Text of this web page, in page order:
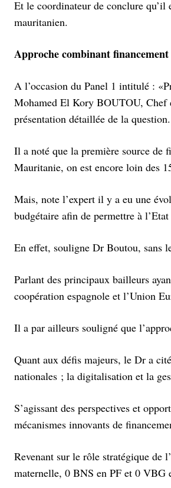
Et le coordinateur de conclure qu’il
mauritanien.
Approche combinant
A l’occasion du Panel 1 intitulé :
Mohamed El Kory BOUTOU, Chef
présentation détaillée de la
Il a noté que la première source de
Mauritanie, on est encore loin des
Mais, note l’expert il y a eu une
budgétaire afin de permettre à
En effet, souligne Dr Boutou, sans
Parlant des principaux bailleurs
coopération espagnole et l’Union
Il a par ailleurs souligné que
Quant aux défis majeurs, le Dr a
nationales ; la digitalisation et la
S’agissant des perspectives et
mécanismes innovants de
Revenant sur le rôle stratégique de
maternelle, 0 BNS en PF et 0 VBG